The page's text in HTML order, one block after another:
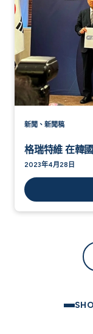
新聞、新聞稿
格瑞特維 在韓
2023年4月28日